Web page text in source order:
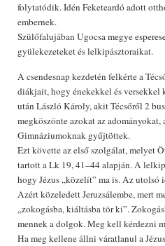
folytatódik. Idén Feketeardó adott
embernek.
Szülőfalujában Ugocsa megye
gyülekezeteket és lelkipásztoraikat.
A csendesnap kezdetén felkérte a
diákjait, hogy énekekkel és versekkel
után László Károly, akit Técsőről 2
megköszönte azokat az
Gimnáziumoknak gyűjtöttek.
Ezt követte az első szolgálat, melyet
tartott a Lk 19, 41–44 alapján. A
hogy Jézus „közelít” ma is. Az
Azért közeledett Jeruzsálembe, mert
„zokogásba, kiáltásba tör ki”.
mennek a dolgok. Meg kell kérdezni
Ha meg kellene állni váratlanul a